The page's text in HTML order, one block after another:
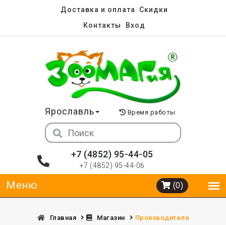
Доставка и оплата
Скидки
Контакты
Вход
Ярославль Время работы
+7 (4852) 95-44-05
+7 (4852) 95-44-06
(0)
Главная Магазин Производители